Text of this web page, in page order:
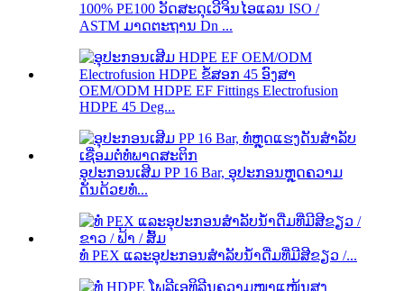
100% PE100 ວັດສະດຸເວີຈິນໄອແລນ ISO /
ASTM ມາດຕະຖານ Dn ...
OEM/ODM HDPE EF Fittings Electrofusion
HDPE 45 Deg...
ອຸປະກອນເສີມ PP 16 Bar, ອຸປະກອນຫຼຸດຄວາມ
ດັນດ້ວຍທໍ່...
ທໍ່ PEX ແລະອຸປະກອນສຳລັບນ້ຳດື່ມທີ່ມີສີຂຽວ /...